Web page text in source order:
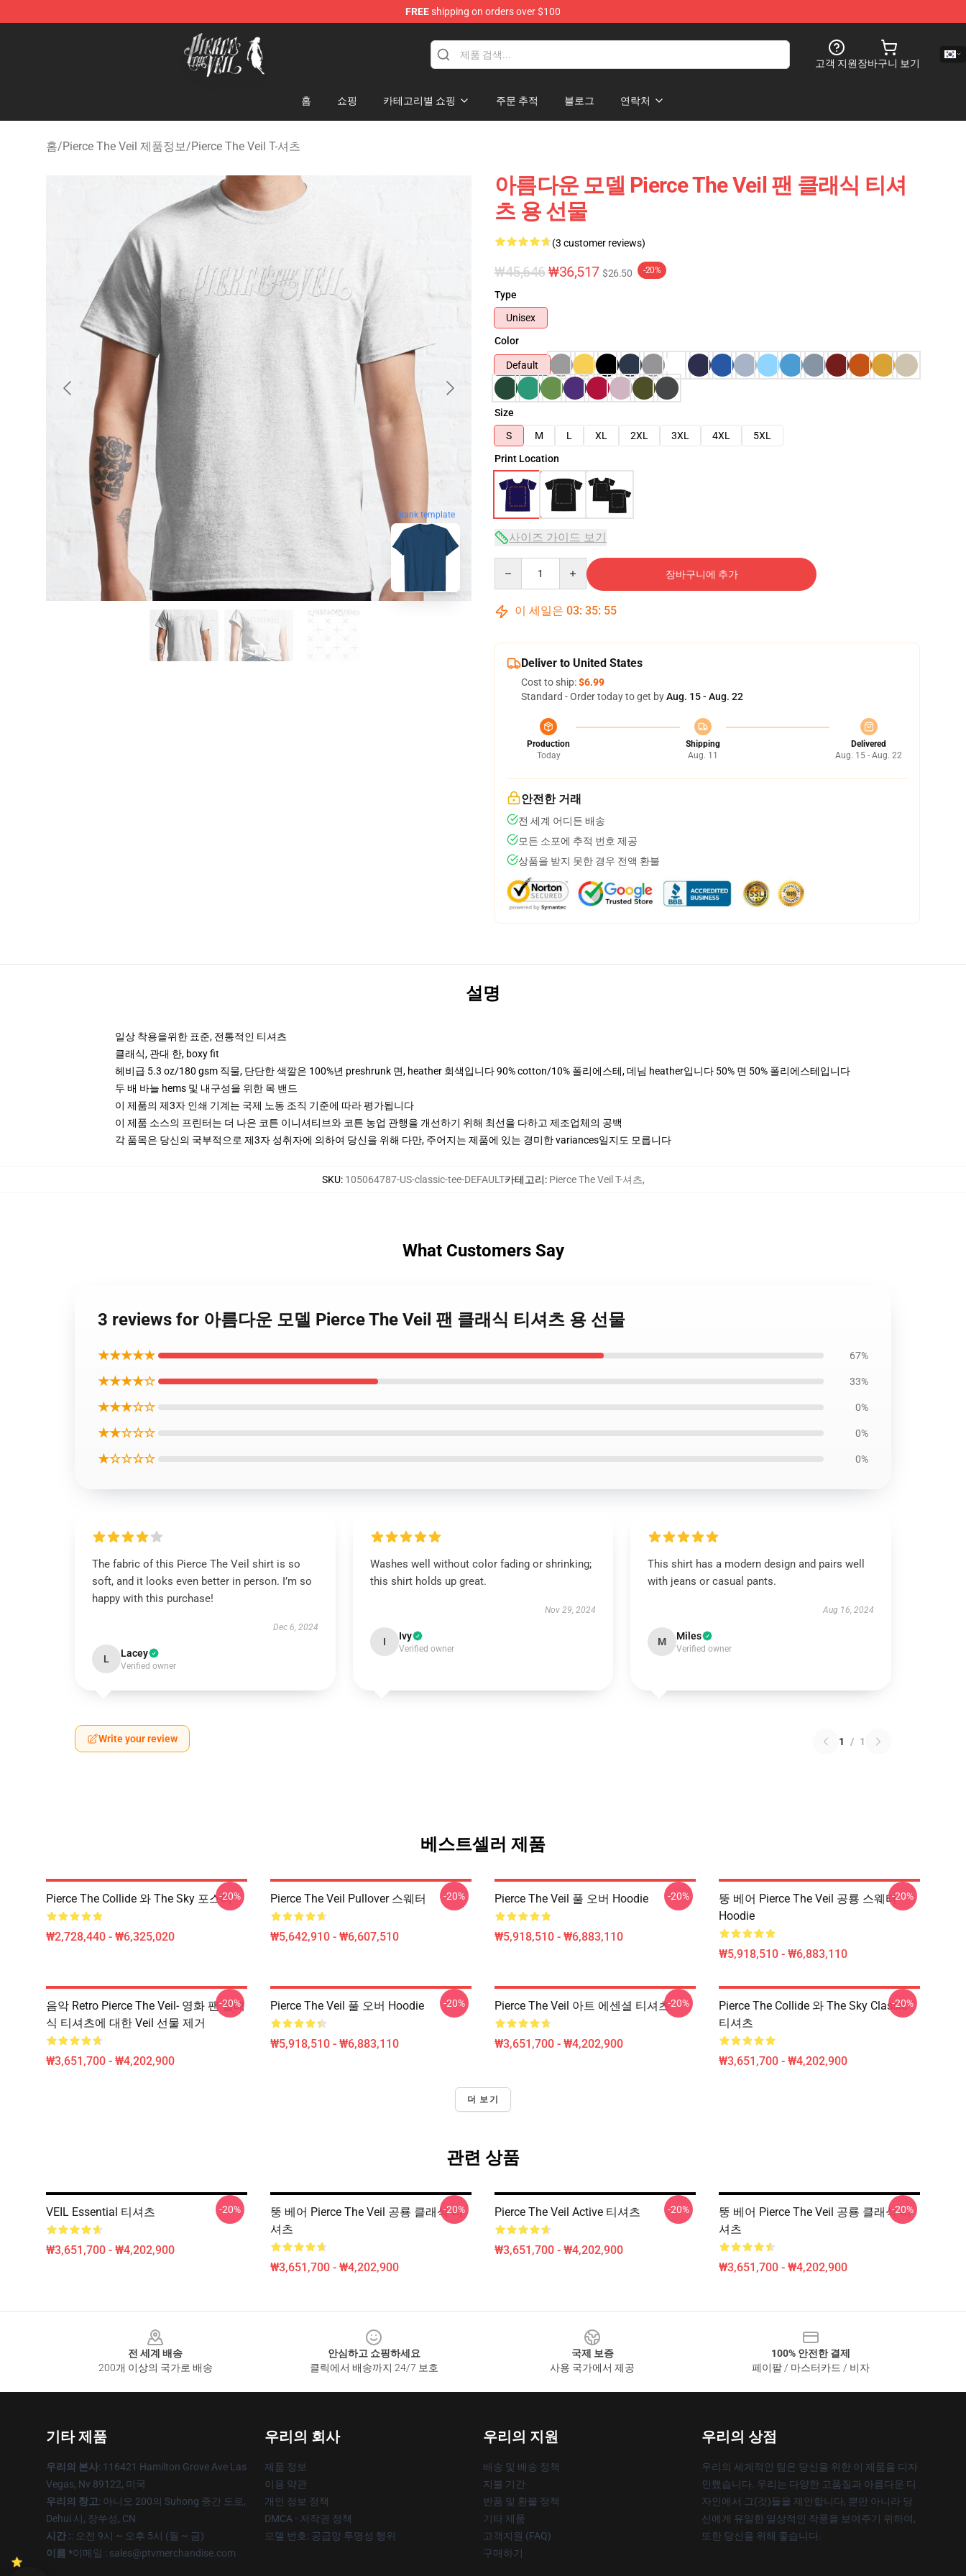
FREEshipping on orders over $100
Pierce The Veil Store - Official Pierce The Veil Merchandise Shop
고객 지원장바구니 보기
홈 쇼핑 카테고리별 쇼핑 주문 추적 블로그 연락처
홈/Pierce The Veil 제품정보/Pierce The Veil T-셔츠
blank template
아름다운 모델 Pierce The Veil 팬 클래식 티셔
츠 용 선물
(3 customer reviews)
₩45,646₩36,517 $26.50 -20%
Type
Unisex
Color
Default
Size
S
M L XL 2XL 3XL 4XL
5XL
Print Location
사이즈 가이드 보기
장바구니에 추가
이 세일은 03: 35: 54
Deliver to United States
Cost to ship:$6.99
Standard - Order today to get byAug. 15 - Aug. 22
Production
Today
Shipping
Aug. 11
Delivered
Aug. 15 - Aug. 22
안전한 거래
전 세계 어디든 배송
모든 소포에 추적 번호 제공
상품을 받지 못한 경우 전액 환불
설명
일상 착용을위한 표준, 전통적인 티셔츠
클래식, 관대 한, boxy fit
헤비급 5.3 oz/180 gsm 직물, 단단한 색깔은 100%년 preshrunk 면, heather 회색입니다 90% cotton/10% 폴리에스테, 데님 heather입니다 50% 면 50% 폴리에스테입니다
두 배 바늘 hems 및 내구성을 위한 목 밴드
이 제품의 제3자 인쇄 기계는 국제 노동 조직 기준에 따라 평가됩니다
이 제품 소스의 프린터는 더 나은 코튼 이니셔티브와 코튼 농업 관행을 개선하기 위해 최선을 다하고 제조업체의 공백
각 품목은 당신의 국부적으로 제3자 성취자에 의하여 당신을 위해 다만, 주어지는 제품에 있는 경미한 variances일지도 모릅니다
SKU: 105064787-US-classic-tee-DEFAULT카테고리: Pierce The Veil T-셔츠,
What Customers Say
3 reviews for 아름다운 모델 Pierce The Veil 팬 클래식 티셔츠 용 선물
★★★★★ 67%
★★★★☆ 33%
★★★☆☆ 0%
★★☆☆☆ 0%
★☆☆☆☆ 0%
The fabric of this Pierce The Veil shirt is so
soft, and it looks even better in person. I’m so
happy with this purchase!
Dec 6, 2024
L Lacey
Verified owner
Washes well without color fading or shrinking;
this shirt holds up great.
Nov 29, 2024
I Ivy
Verified owner
This shirt has a modern design and pairs well
with jeans or casual pants.
Aug 16, 2024
M Miles
Verified owner
Write your review 1 / 1
베스트셀러 제품
Pierce The Collide 와 The Sky 포스터
₩2,728,440 - ₩6,325,020
-20% Pierce The Veil Pullover 스웨터
₩5,642,910 - ₩6,607,510
-20% Pierce The Veil 풀 오버 Hoodie
₩5,918,510 - ₩6,883,110
-20%
뚱 베어 Pierce The Veil 공룡 스웨터
Hoodie
₩5,918,510 - ₩6,883,110
-20%
음악 Retro Pierce The Veil- 영화 팬 클래
식 티셔츠에 대한 Veil 선물 제거
₩3,651,700 - ₩4,202,900
-20% Pierce The Veil 풀 오버 Hoodie
₩5,918,510 - ₩6,883,110
-20% Pierce The Veil 아트 에센셜 티셔츠
₩3,651,700 - ₩4,202,900
-20%
Pierce The Collide 와 The Sky Classic
티셔츠
₩3,651,700 - ₩4,202,900
-20%
더 보기
관련 상품
VEIL Essential 티셔츠
₩3,651,700 - ₩4,202,900
-20%
뚱 베어 Pierce The Veil 공룡 클래식 티
셔츠
₩3,651,700 - ₩4,202,900
-20% Pierce The Veil Active 티셔츠
₩3,651,700 - ₩4,202,900
-20%
뚱 베어 Pierce The Veil 공룡 클래식 티
셔츠
₩3,651,700 - ₩4,202,900
-20%
전 세계 배송
200개 이상의 국가로 배송
안심하고 쇼핑하세요
클릭에서 배송까지 24/7 보호
국제 보증
사용 국가에서 제공
100% 안전한 결제
페이팔 / 마스터카드 / 비자
기타 제품
우리의 본사: 116421 Hamilton Grove Ave Las
Vegas, Nv 89122, 미국
우리의 창고: 아니오 200의 Suhong 중간 도로,
Dehui 시, 장쑤성, CN
시간 :: 오전 9시 ~ 오후 5시 (월 ~ 금)
이름 *이메일 : sales@ptvmerchandise.com
우리의 회사
제품 정보
이용 약관
개인 정보 정책
DMCA - 저작권 정책
모델 번호: 공급망 투명성 행위
우리의 지원
배송 및 배송 정책
지불 기간
반품 및 환불 정책
기타 제품
고객지원 (FAQ)
구매하기
우리의 상점
우리의 세계적인 팀은 당신을 위한 이 제품을 디자
인했습니다. 우리는 다양한 고품질과 아름다운 디
자인에서 그(것)들을 제안합니다, 뿐만 아니라 당
신에게 유일한 일상적인 작풍을 보여주기 위하여,
또한 당신을 위해 좋습니다.